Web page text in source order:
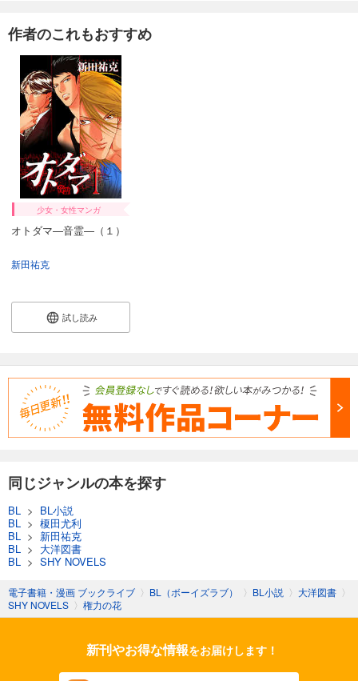
作者のこれもおすすめ
少女・女性マンガ
オトダマ―音霊―（１）
新田祐克
試し読み
同じジャンルの本を探す
BL > BL小説
BL
> 榎田尤利
BL
> 新田祐克
BL
> 大洋図書
BL
> SHY NOVELS
電子書籍・漫画 ブックライブ 〉 BL（ボーイズラブ） 〉 BL小説 〉 大洋図書 〉
SHY NOVELS 〉 権力の花
新刊やお得な情報をお届けします！